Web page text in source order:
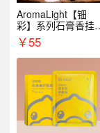
AromaLight【钿
彩】系列石膏香挂
（代发香味随机）
￥55